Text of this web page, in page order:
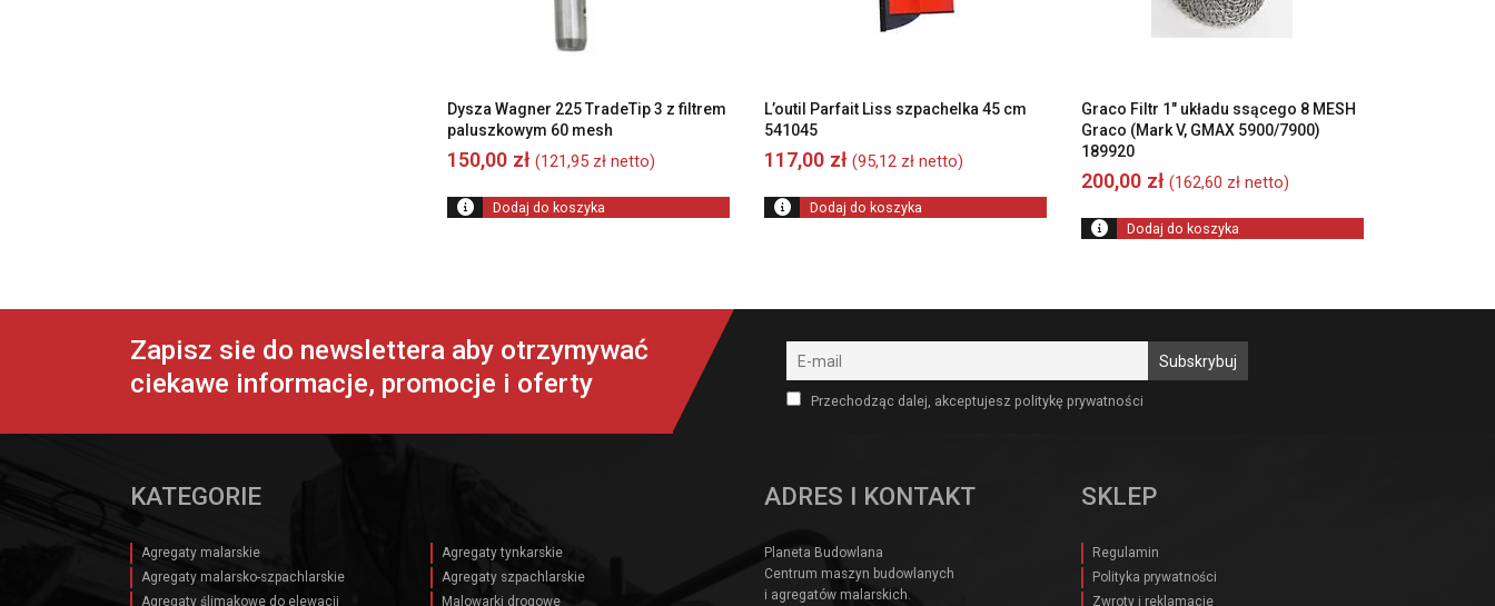
Dysza Wagner 225 TradeTip 3 z filtrem
paluszkowym 60 mesh
150,00 zł (121,95 zł netto)
Dodaj do koszyka
L’outil Parfait Liss szpachelka 45 cm
541045
117,00 zł (95,12 zł netto)
Dodaj do koszyka
Graco Filtr 1″ układu ssącego 8 MESH
Graco (Mark V, GMAX 5900/7900)
189920
200,00 zł (162,60 zł netto)
Dodaj do koszyka
Zapisz sie do newslettera aby otrzymywać
ciekawe informacje, promocje i oferty
Przechodząc dalej, akceptujesz politykę prywatności
KATEGORIE
Agregaty malarskie
Agregaty tynkarskie
Agregaty malarsko-szpachlarskie
Agregaty szpachlarskie
Agregaty ślimakowe do elewacji
Malowarki drogowe
ADRES I KONTAKT
Planeta Budowlana
Centrum maszyn budowlanych
i agregatów malarskich.
SKLEP
Regulamin
Polityka prywatności
Zwroty i reklamacje